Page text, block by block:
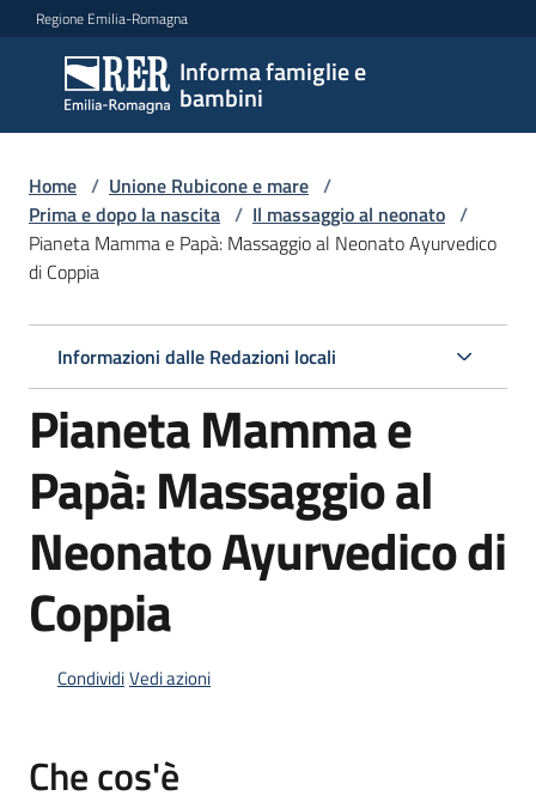
Vai al contenuto
Vai alla navigazione
Vai al footer
Regione Emilia-Romagna
Informa famiglie e
bambini
Informa
famiglie
e
bambini
Argomenti
Servizi
Centri
per
le
famiglie
Informazioni
Home / Unione Rubicone e mare /
Prima e dopo la nascita / Il massaggio al neonato /
Pianeta Mamma e Papà: Massaggio al Neonato Ayurvedico
di Coppia
Informazioni dalle Redazioni locali
Pianeta Mamma e
Papà: Massaggio al
Neonato Ayurvedico di
Coppia
CondividiVedi azioni
Che cos'è